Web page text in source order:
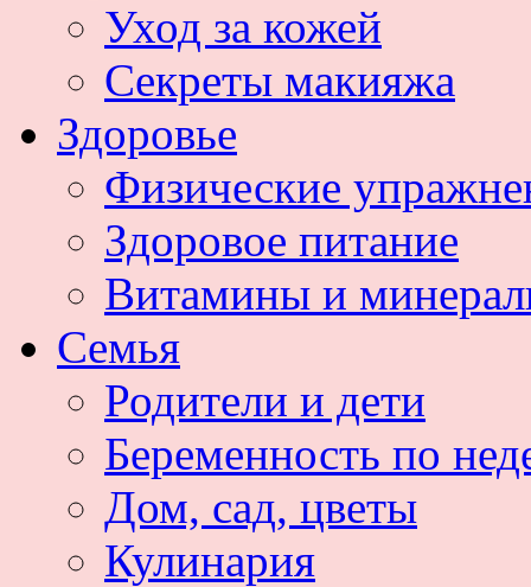
Уход за кожей
Секреты макияжа
Здоровье
Физические
Здоровое питание
Витамины и
Семья
Родители и дети
Беременность по
Дом, сад, цветы
Кулинария